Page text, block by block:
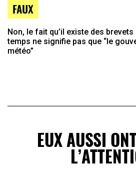
FAUX
Non, le fait qu’il existe des
temps ne signifie pas que “le
météo”
EUX AUSSI